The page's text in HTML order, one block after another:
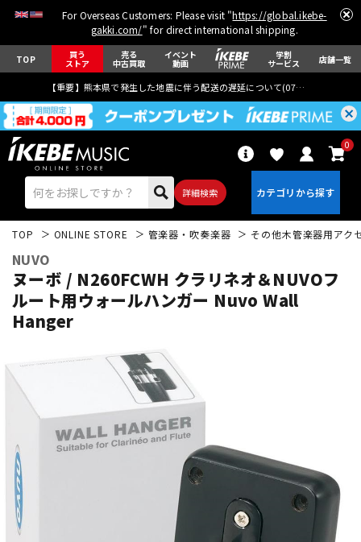
For Overseas Customers: Please visit "https://global.ikebe-
gakki.com/" for direct international shipping.
TOP 買う
ストア
売る
中古買取
イベント
動画
学割
サービス 店舗一覧
【重要】熊本県で発生した地震に伴う配送の遅延について(07月29日
詳細検索
0
エレキギター
ドラム
電子ピアノ
TOP ONLINE STORE 管楽器・吹奏楽器 その他木管楽器用アク
NUVO
ヌーボ / N260FCWH クラリネオ＆NUVOフ
ルート用ウォールハンガー Nuvo Wall
Hanger